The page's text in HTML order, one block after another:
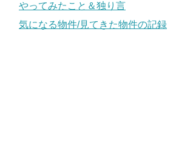
やってみたこと＆独り言
気になる物件/見てきた物件の記録